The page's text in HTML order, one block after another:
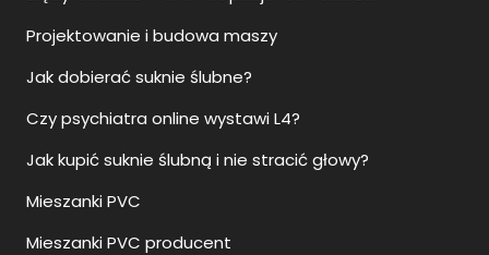
Projektowanie i budowa maszy
Jak dobierać suknie ślubne?
Czy psychiatra online wystawi L4?
Jak kupić suknie ślubną i nie stracić głowy?
Mieszanki PVC
Mieszanki PVC producent